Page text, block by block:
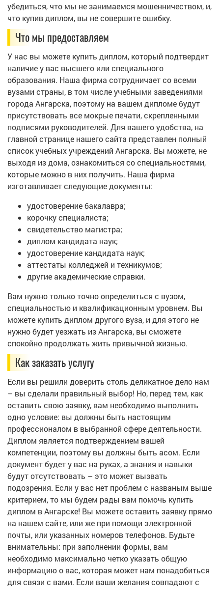
убедиться, что мы не занимаемся мошенничеством, и,
что купив диплом, вы не совершите ошибку.
Что мы предоставляем
У нас вы можете купить диплом, который подтвердит
наличие у вас высшего или специального
образования. Наша фирма сотрудничает со всеми
вузами страны, в том числе учебными заведениями
города Ангарска, поэтому на вашем дипломе будут
присутствовать все мокрые печати, скрепленными
подписями руководителей. Для вашего удобства, на
главной странице нашего сайта представлен полный
список учебных учреждений Ангарска. Вы можете, не
выходя из дома, ознакомиться со специальностями,
которые можно в них получить. Наша фирма
изготавливает следующие документы:
удостоверение бакалавра;
корочку специалиста;
свидетельство магистра;
диплом кандидата наук;
удостоверение кандидата наук;
аттестаты колледжей и техникумов;
другие академические справки.
Вам нужно только точно определиться с вузом,
специальностью и квалификационным уровнем. Вы
можете купить диплом другого вуза, и для этого не
нужно будет уезжать из Ангарска, вы сможете
спокойно продолжать жить привычной жизнью.
Как заказать услугу
Если вы решили доверить столь деликатное дело нам
– вы сделали правильный выбор! Но, перед тем, как
оставить свою заявку, вам необходимо выполнить
одно условие: вы должны быть настоящим
профессионалом в выбранной сфере деятельности.
Диплом является подтверждением вашей
компетенции, поэтому вы должны быть асом. Если
документ будет у вас на руках, а знания и навыки
будут отсутствовать – это может вызвать
подозрения. Если у вас нет проблем с названым выше
критерием, то мы будем рады вам помочь купить
диплом в Ангарске! Вы можете оставить заявку прямо
на нашем сайте, или же при помощи электронной
почты, или указанных номеров телефонов. Будьте
внимательны: при заполнении формы, вам
необходимо максимально четко указать общую
информацию о вас, которая может нам понадобиться
для связи с вами. Если ваши желания совпадают с